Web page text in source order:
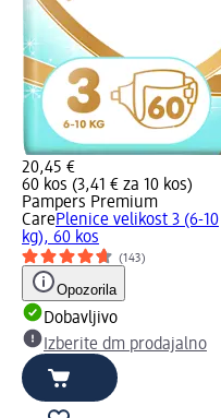
20,45 €
60 kos (3,41 € za 10 kos)
Pampers Premium
CarePlenice velikost 3 (6-10
kg), 60 kos
(143)
Opozorila
Dobavljivo
Izberite dm prodajalno